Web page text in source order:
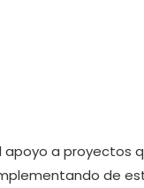
apoyo a proyectos
de